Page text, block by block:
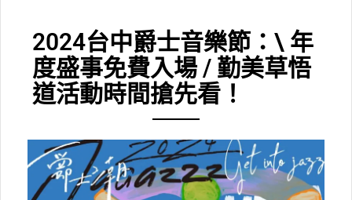
2024台中爵士音樂節：\ 年
度盛事免費入場 / 勤美草悟
道活動時間搶先看！